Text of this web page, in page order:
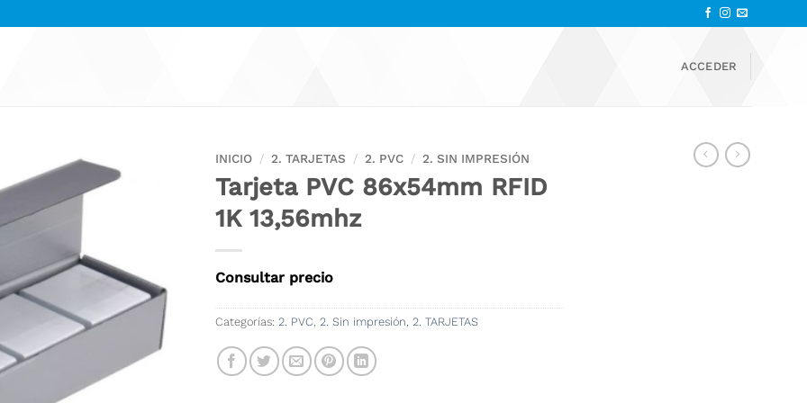
ACCEDER
INICIO / 2. TARJETAS / 2. PVC / 2. SIN IMPRESIÓN
Tarjeta PVC 86x54mm RFID
1K 13,56mhz
Consultar precio
Categorías: 2. PVC 2. Sin impresión 2. TARJETAS